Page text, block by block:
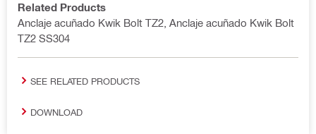
Related Products
Anclaje acuñado Kwik Bolt TZ2, Anclaje acuñado Kwik Bolt
TZ2 SS304
SEE RELATED PRODUCTS
DOWNLOAD